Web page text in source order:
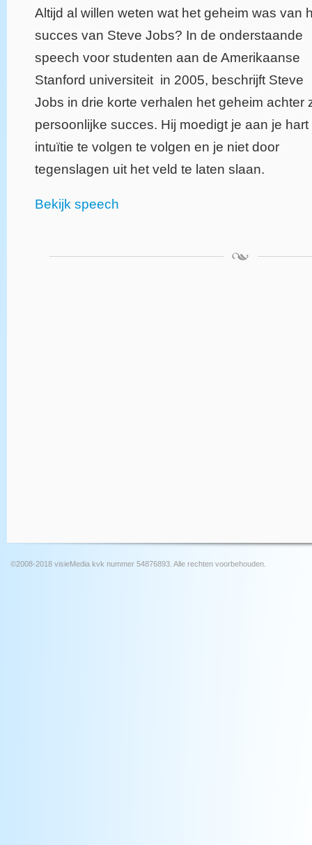
Altijd al willen weten wat het geheim was van
succes van Steve Jobs? In de onderstaande
speech voor studenten aan de Amerikaanse
Stanford universiteit in 2005, beschrijft Steve
Jobs in drie korte verhalen het geheim achter
persoonlijke succes. Hij moedigt je aan je hart
intuïtie te volgen te volgen en je niet door
tegenslagen uit het veld te laten slaan.
Bekijk speech
©2008-2018 visieMedia kvk nummer 54876893. Alle rechten voorbehouden.